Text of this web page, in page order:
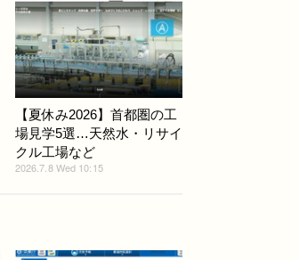
【夏休み2026】首都圏の工
場見学5選…天然水・リサイ
クル工場など
2026.7.8 Wed 10:15